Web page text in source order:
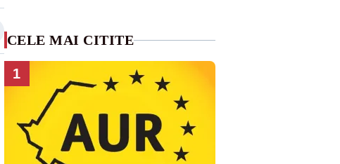
CELE MAI CITITE
1